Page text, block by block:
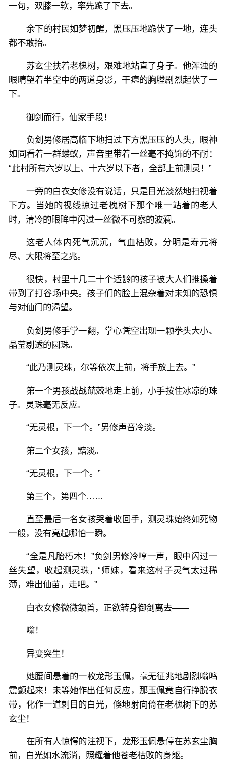
一句，双膝一软，率先跪了下去。
余下的村民如梦初醒，黑压压地跪伏了一地，连头
都不敢抬。
苏玄尘扶着老槐树，艰难地站直了身子。他浑浊的
眼睛望着半空中的两道身影，干瘪的胸膛剧烈起伏了一
下。
御剑而行，仙家手段！
负剑男修居高临下地扫过下方黑压压的人头，眼神
如同看着一群蝼蚁，声音里带着一丝毫不掩饰的不耐：
“此村所有六岁以上、十六岁以下者，全部上前测灵！”
一旁的白衣女修没有说话，只是目光淡然地扫视着
下方。当她的视线掠过老槐树下那个唯一站着的老人
时，清冷的眼眸中闪过一丝微不可察的波澜。
这老人体内死气沉沉，气血枯败，分明是寿元将
尽、大限将至之兆。
很快，村里十几二十个适龄的孩子被大人们推搡着
带到了打谷场中央。孩子们的脸上混杂着对未知的恐惧
与对仙门的渴望。
负剑男修手掌一翻，掌心凭空出现一颗拳头大小、
晶莹剔透的圆珠。
“此乃测灵珠，尔等依次上前，将手放上去。”
第一个男孩战战兢兢地走上前，小手按住冰凉的珠
子。灵珠毫无反应。
“无灵根，下一个。”男修声音冷淡。
第二个女孩，黯淡。
“无灵根，下一个。”
第三个，第四个……
直至最后一名女孩哭着收回手，测灵珠始终如死物
一般，没有亮起哪怕一瞬。
“全是凡胎朽木！”负剑男修冷哼一声，眼中闪过一
丝失望，收起测灵珠，“师妹，看来这村子灵气太过稀
薄，难出仙苗，走吧。”
白衣女修微微颔首，正欲转身御剑离去——
嗡！
异变突生！
她腰间悬着的一枚龙形玉佩，毫无征兆地剧烈嗡鸣
震颤起来！未等她作出任何反应，那玉佩竟自行挣脱衣
带，化作一道刺目的白光，倏地射向倚在老槐树下的苏
玄尘！
在所有人惊愕的注视下，龙形玉佩悬停在苏玄尘胸
前，白光如水流淌，照耀着他苍老枯败的身躯。